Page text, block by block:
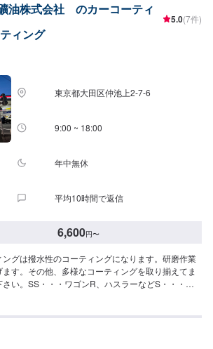
トキーパーSS7,040円S7,460円M8,400円L9,240円
コーティングフロントSS~M3,450円L・LL3,670円
円シリコンガラスコーティングフロント全車種
円20インチ~13,200円Wホイールコーティング
16~19インチ16,800円20インチ~19,900円
油株式会社 のカーコーティ
ィング
5.0(7件)
東京都大田区仲池上2-7-6
9:00 ~ 18:00
年中無休
平均10時間で返信
6,600円〜
グは撥水性のコーティングになります。研磨作業
す。その他、多様なコーティングを取り揃えてま
い。SS・・・ワゴンR、ハスラーなどS・・・ア
円S6,600円M7,600円L8,600円LL9,600円